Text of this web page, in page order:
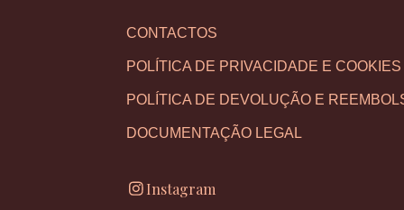
CONTACTOS
POLÍTICA DE PRIVACIDADE E COOKIES
POLÍTICA DE DEVOLUÇÃO E
DOCUMENTAÇÃO LEGAL
Instagram